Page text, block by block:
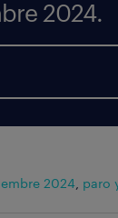
2024.
2024 paro